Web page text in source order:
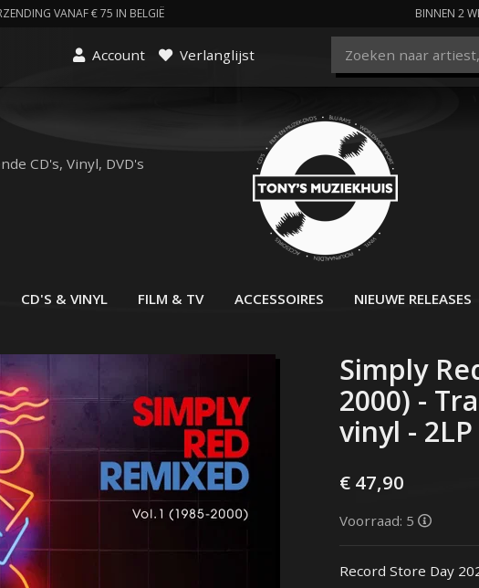
VANAF € 75 IN BELGIË BINNEN 2
Account Verlanglijst
CD's, Vinyl, DVD's
CD'S & VINYL FILM & TV ACCESSOIRES NIEUWE RELEASES
Simply
2000) -
vinyl - 2LP
€ 47,90
Voorraad: 5
Record Store Day